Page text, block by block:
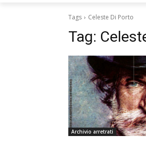
Tags Celeste Di Porto
Tag:
Archivio arretrati